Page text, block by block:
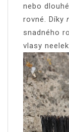
nebo
rovné. Díky
snadného
vlasy